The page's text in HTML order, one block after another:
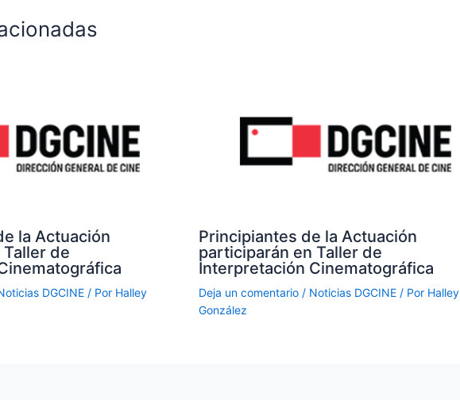
la Actuación
de
DGCINE / Por Halley
Principiantes de la Actuación
participarán en Taller de
Interpretación Cinematográfica
Deja un comentario / Noticias DGCINE/ Por Halley
González